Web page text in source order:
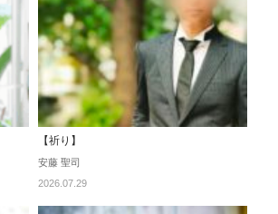
【祈り】
安藤 聖司
2026.07.29